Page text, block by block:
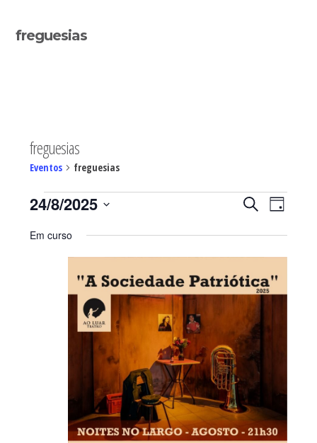
freguesias
freguesias
Eventos freguesias
Eventos
for
24/08/2025
de
pesquisa
e
de
Eventos
PESQUISAR
de
DIA
24/8/2025
Em curso
Sidebar